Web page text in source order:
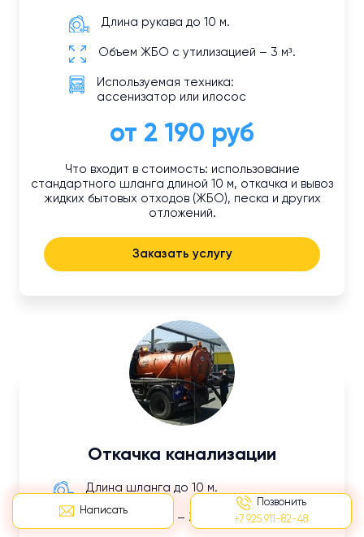
Написать
Позвонить
+7 925 911-82-48
Длина рукава до 10 м.
Объем ЖБО с утилизацией – 3 м³.
Используемая техника:
ассенизатор или илосос
от 2 190 руб
Что входит в стоимость: использование
стандартного шланга длиной 10 м, откачка и вывоз
жидких бытовых отходов (ЖБО), песка и других
отложений.
Заказать услугу
Откачка канализации
Длина шланга до 10 м.
Объем отходов – 3 м³